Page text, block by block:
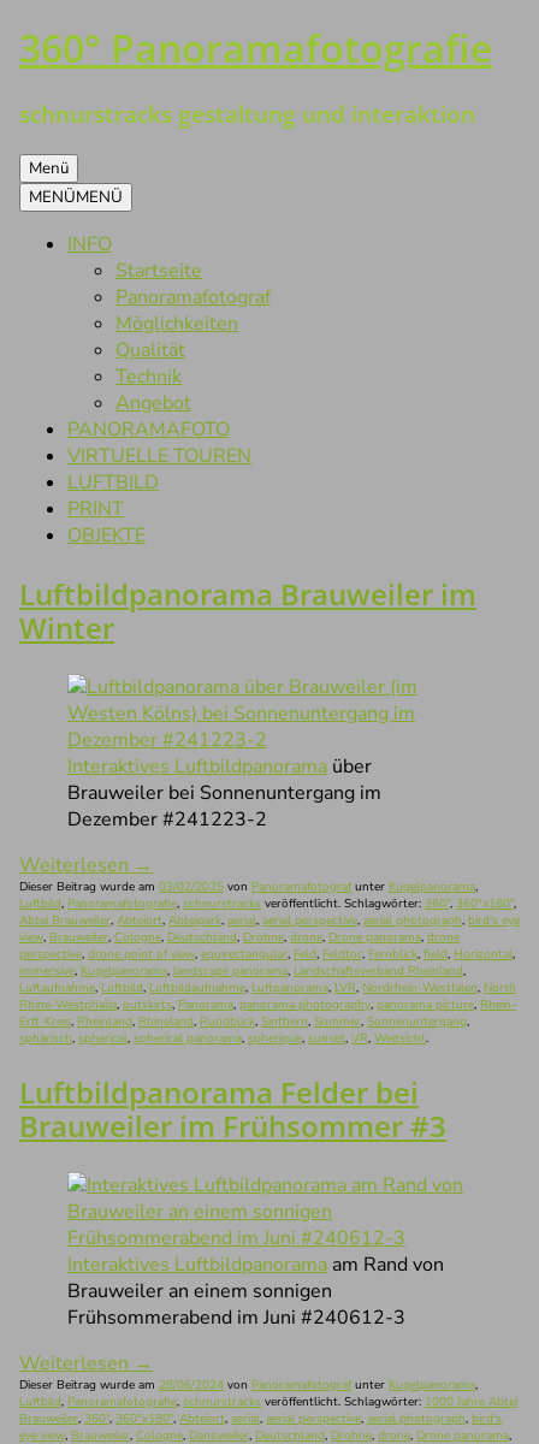
Zum
Inhalt
360° Panoramafotografie
schnurstracks gestaltung und interaktion
Menü
MENÜMENÜ
INFO
Startseite
Panoramafotograf
Möglichkeiten
Qualität
Technik
Angebot
PANORAMAFOTO
VIRTUELLE TOUREN
LUFTBILD
PRINT
OBJEKTE
Luftbildpanorama Brauweiler im
Winter
Interaktives Luftbildpanorama über
Brauweiler bei Sonnenuntergang im
Dezember #241223-2
Weiterlesen →
Dieser Beitrag wurde am 03/02/2025 von Panoramafotografunter Kugelpanorama,
Luftbild, Panoramafotografie, schnurstracks veröffentlicht. Schlagwörter: 360°, 360°x180°,
Abtei Brauweiler, Abteiort, Abteipark, aerial, aerial perspective, aerial photograph, bird's eye
view, Brauweiler, Cologne, Deutschland, Drohne, drone, Drone panorama, drone
perspective, drone point of view, equirectangular, Feld, Feldtor, Fernblick, field, Horizontal,
immersive, Kugelpanorama, landscape panorama, Landschaftsverband Rheinland,
Luftaufnahme, Luftbild, Luftbildaufnahme, Luftpanorama, LVR, Nordrhein-Westfalen, North
Rhine-Westphalia, outskirts, Panorama, panorama photography, panorama picture, Rhein-
Erft-Kreis, Rheinland, Rhineland, Rundblick, Sinthern, Sommer, Sonnenuntergang,
sphärisch, spherical, spherical panorama, spherique, sunset, VR, Weitsicht.
Luftbildpanorama Felder bei
Brauweiler im Frühsommer #3
Interaktives Luftbildpanorama am Rand von
Brauweiler an einem sonnigen
Frühsommerabend im Juni #240612-3
Weiterlesen →
Dieser Beitrag wurde am 28/06/2024 von Panoramafotografunter Kugelpanorama,
Luftbild, Panoramafotografie, schnurstracks veröffentlicht. Schlagwörter: 1000 Jahre Abtei
Brauweiler, 360°, 360°x180°, Abteiort, aerial, aerial perspective, aerial photograph, bird's
eye view, Brauweiler, Cologne, Dansweiler, Deutschland, Drohne, drone, Drone panorama,